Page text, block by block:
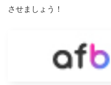
させましょう！